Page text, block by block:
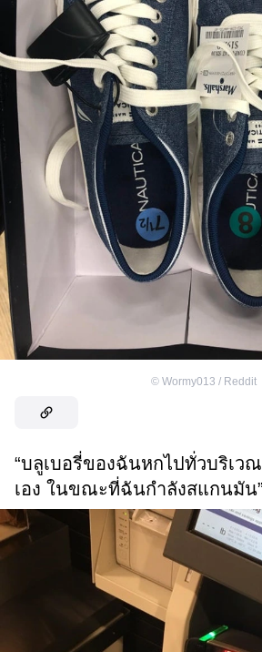
© Wormy013 / Reddit
“บลูเบอรี่ของฉันหกไปทั่วบริเว
เอง ในขณะที่ฉันกำลังสแกนมัน”